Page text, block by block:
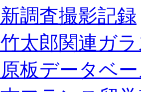
調査撮影記録
太郎関連ガ
板データベ